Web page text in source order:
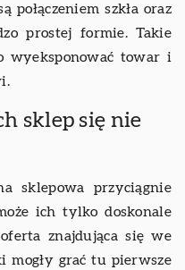
połączeniem szkła oraz
prostej formie. Takie
wyeksponować towar i
sklep się nie
sklepowa przyciągnie
ich tylko doskonale
znajdująca się we
mogły grać tu pierwsze